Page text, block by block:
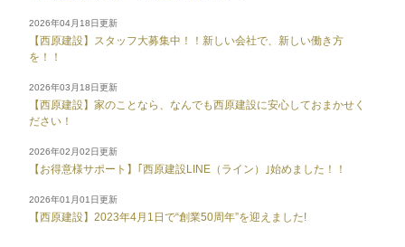
2026年04月18日更新
【西原建設】スタッフ大募集中！！新しい会社で、新しい働き方
を！！
2026年03月18日更新
【西原建設】家のことなら、なんでも西原建設に安心しておまかせく
ださい！
2026年02月02日更新
【お得意様サポート】｢西原建設LINE（ライン）｣始めました！！
2026年01月01日更新
【西原建設】2023年4月1日で“創業50周年”を迎えました!